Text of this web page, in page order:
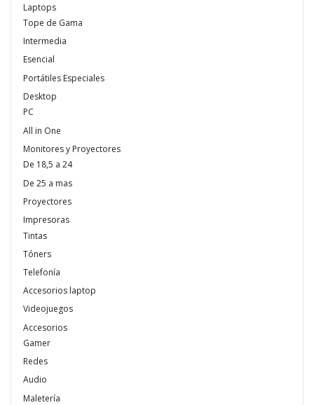
Laptops
Tope de Gama
Intermedia
Esencial
Portátiles Especiales
Desktop
PC
All in One
Monitores y Proyectores
De 18,5 a 24
De 25 a mas
Proyectores
Impresoras
Tintas
Tóners
Telefonía
Accesorios laptop
Videojuegos
Accesorios
Gamer
Redes
Audio
Maletería